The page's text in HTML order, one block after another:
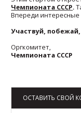
Чемпионата СССР.
Впереди
Участвуй,
Оргкомитет,
Чемпионата СССР
ОСТАВИТЬ СВОЙ